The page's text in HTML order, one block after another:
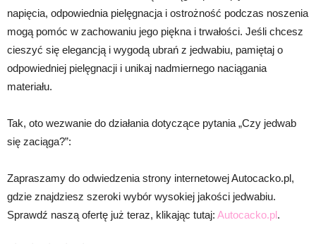
napięcia, odpowiednia pielęgnacja i ostrożność podczas noszenia
mogą pomóc w zachowaniu jego piękna i trwałości. Jeśli chcesz
cieszyć się elegancją i wygodą ubrań z jedwabiu, pamiętaj o
odpowiedniej pielęgnacji i unikaj nadmiernego naciągania
materiału.
Tak, oto wezwanie do działania dotyczące pytania „Czy jedwab
się zaciąga?”:
Zapraszamy do odwiedzenia strony internetowej Autocacko.pl,
gdzie znajdziesz szeroki wybór wysokiej jakości jedwabiu.
Sprawdź naszą ofertę już teraz, klikając tutaj: Autocacko.pl.